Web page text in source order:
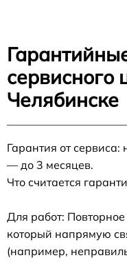
сервисного
Челябинске
Гарантия от
— до 3 месяцев.
Что считается
Для работ:
который напрямую
(например,